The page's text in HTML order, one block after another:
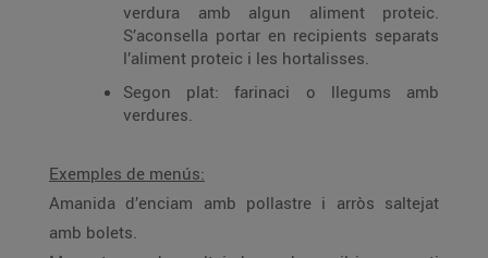
verdura amb algun aliment proteic.
S’aconsella portar en recipients separats
l’aliment proteic i les hortalisses.
Segon plat: farinaci o llegums amb
verdures.
Exemples de menús:
Amanida d’enciam amb pollastre i arròs saltejat
amb bolets.